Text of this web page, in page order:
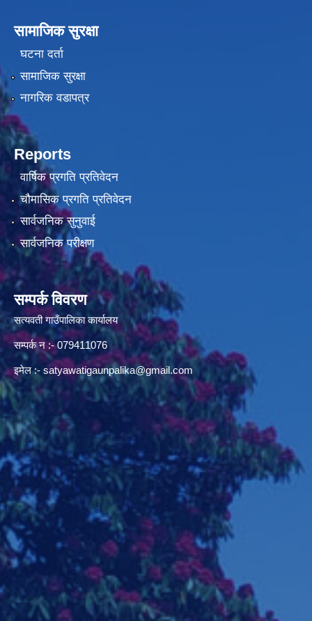
सामाजिक सुरक्षा
घटना दर्ता
सामाजिक सुरक्षा
नागरिक वडापत्र
Reports
वार्षिक प्रगति प्रतिवेदन
चौमासिक प्रगति प्रतिवेदन
सार्वजनिक सुनुवाई
सार्वजनिक परीक्षण
सम्पर्क विवरण
सत्यवती गाउँपालिका कार्यालय
सम्पर्क न‌ :- 079411076
इमेल :- satyawatigaunpalika@gmail.com